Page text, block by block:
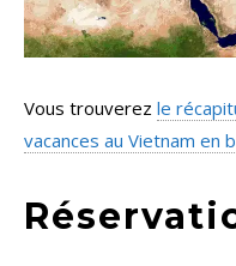
Vous trouverez le
vacances au Vietnam en